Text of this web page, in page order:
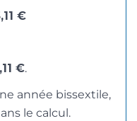
€
€.
année bissextile,
le calcul.